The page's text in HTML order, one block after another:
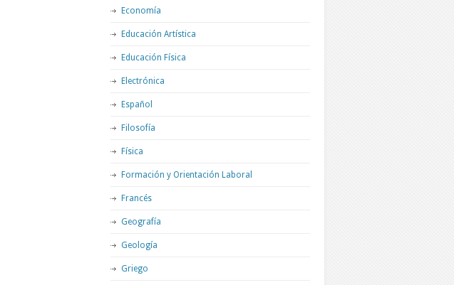
Economía
Educación Artística
Educación Física
Electrónica
Español
Filosofía
Física
Formación y Orientación Laboral
Francés
Geografía
Geología
Griego